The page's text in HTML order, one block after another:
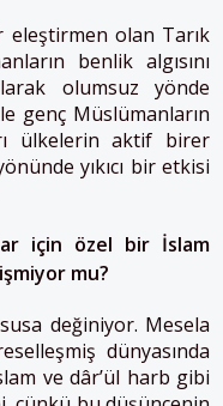
eleştirmen olan Tarık
benlik algısını
olumsuz yönde
genç Müslümanların
ülkelerin aktif birer
yıkıcı bir etkisi
için özel bir İslam
mu?
değiniyor. Mesela
dünyasında
ve dâr’ül harb gibi